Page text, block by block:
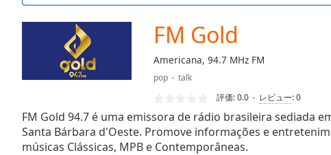
Duration-:-
Stream
Seek to
currently
behind
FM Gold
Americana, 94.7 MHz FM
pop
talk
評価:0.0 レビュー:0
FM Gold 94.7 é uma emissora de rádio brasileira sediada
Santa Bárbara d'Oeste. Promove informações e
músicas Clássicas, MPB e Contemporâneas.